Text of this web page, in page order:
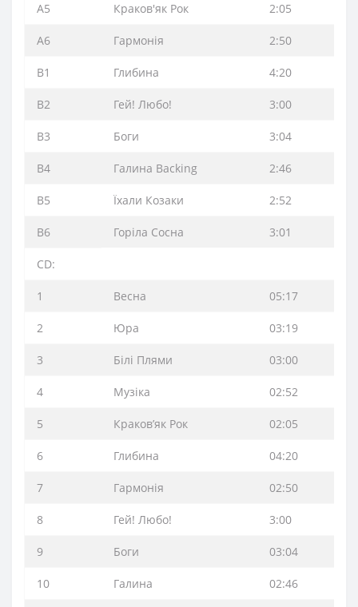
A5 Краков'як Рок 2:05
A6 Гармонія 2:50
B1 Глибина 4:20
B2 Гей! Любо! 3:00
B3 Боги 3:04
B4 Галина Backing 2:46
B5 Їхали Козаки 2:52
B6 Горіла Сосна 3:01
CD:
1 Весна 05:17
2 Юра 03:19
3 Білі Плями 03:00
4 Музіка 02:52
5 Краков’як Рок 02:05
6 Глибина 04:20
7 Гармонія 02:50
8 Гей! Любо! 3:00
9 Боги 03:04
10 Галина 02:46